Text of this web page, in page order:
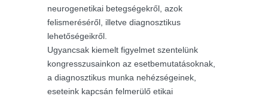
neurogenetikai betegségekről, azok
felismeréséről, illetve diagnosztikus
lehetőségeikről.
Ugyancsak kiemelt figyelmet szentelünk
kongresszusainkon az esetbemutatásoknak,
a diagnosztikus munka nehézségeinek,
eseteink kapcsán felmerülő etikai